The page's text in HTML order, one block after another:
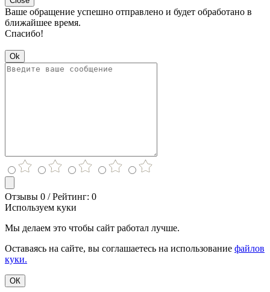
Ваше обращение успешно отправлено и будет обработано в
ближайшее время.
Спасибо!
Ok
Отзывы 0 / Рейтинг: 0
Используем куки
Мы делаем это чтобы сайт работал лучше.
Оставаясь на сайте, вы соглашаетесь на использование файлов
куки.
ОК